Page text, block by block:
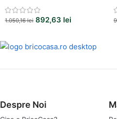
1.050,16lei 892,63 lei
Despre Noi